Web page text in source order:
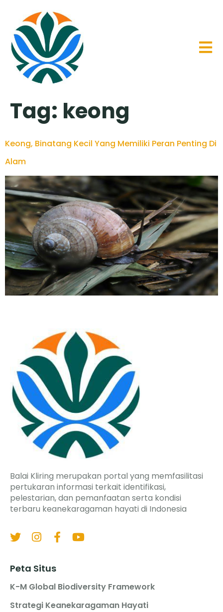
Tag: keong
Keong, Binatang Kecil Yang Memiliki Peran Penting Di
Alam
Balai Kliring merupakan portal yang memfasilitasi
pertukaran informasi terkait identifikasi,
pelestarian, dan pemanfaatan serta kondisi
terbaru keanekaragaman hayati di Indonesia
Peta Situs
K-M Global Biodiversity Framework
Strategi Keanekaragaman Hayati